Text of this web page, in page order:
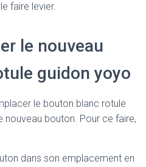
faire levier.
le nouveau
guidon yoyo
le bouton blanc rotule
nouveau bouton. Pour ce faire,
dans son emplacement en